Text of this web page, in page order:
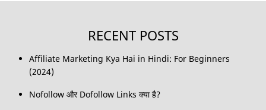
RECENT POSTS
Affiliate Marketing Kya Hai in Hindi: For Beginners
(2024)
Nofollow और Dofollow Links क्या है?